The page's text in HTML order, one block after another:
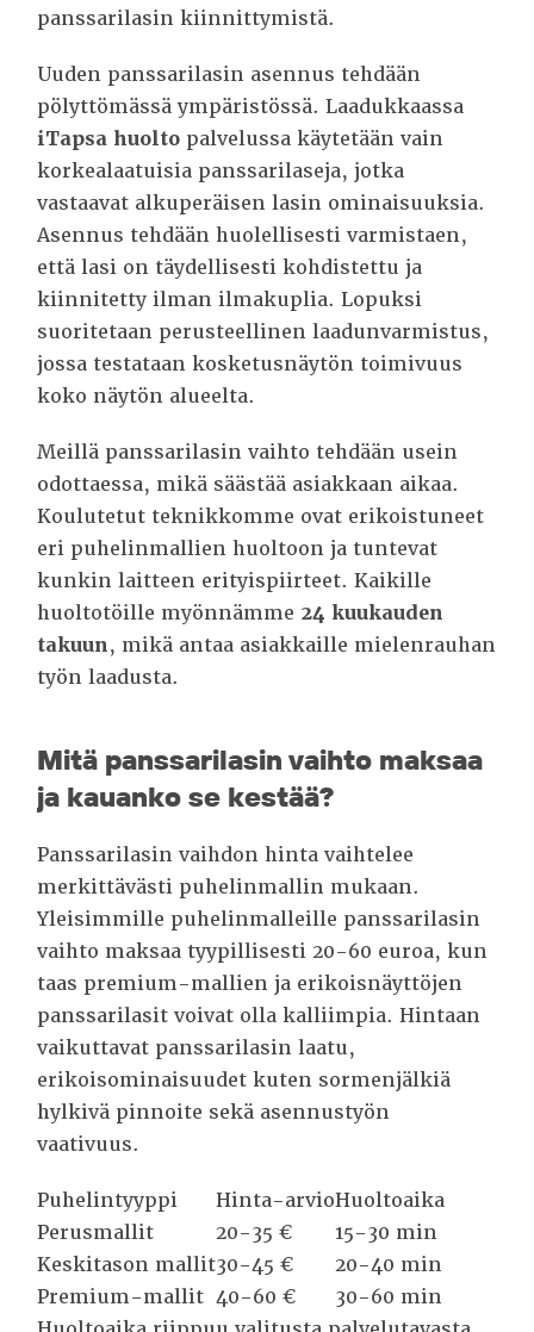
panssarilasin kiinnittymistä.
Uuden panssarilasin asennus tehdään
pölyttömässä ympäristössä. Laadukkaassa
iTapsa huolto palvelussa käytetään vain
korkealaatuisia panssarilaseja, jotka
vastaavat alkuperäisen lasin ominaisuuksia.
Asennus tehdään huolellisesti varmistaen,
että lasi on täydellisesti kohdistettu ja
kiinnitetty ilman ilmakuplia. Lopuksi
suoritetaan perusteellinen laadunvarmistus,
jossa testataan kosketusnäytön toimivuus
koko näytön alueelta.
Meillä panssarilasin vaihto tehdään usein
odottaessa, mikä säästää asiakkaan aikaa.
Koulutetut teknikkomme ovat erikoistuneet
eri puhelinmallien huoltoon ja tuntevat
kunkin laitteen erityispiirteet. Kaikille
huoltotöille myönnämme 24 kuukauden
takuun, mikä antaa asiakkaille mielenrauhan
työn laadusta.
Mitä panssarilasin vaihto maksaa
ja kauanko se kestää?
Panssarilasin vaihdon hinta vaihtelee
merkittävästi puhelinmallin mukaan.
Yleisimmille puhelinmalleille panssarilasin
vaihto maksaa tyypillisesti 20-60 euroa, kun
taas premium-mallien ja erikoisnäyttöjen
panssarilasit voivat olla kalliimpia. Hintaan
vaikuttavat panssarilasin laatu,
erikoisominaisuudet kuten sormenjälkiä
hylkivä pinnoite sekä asennustyön
vaativuus.
Puhelintyyppi Hinta-arvioHuoltoaika
Perusmallit
20-35 €
15-30 min
Keskitason mallit30-45 €
20-40 min
Premium-mallit 40-60 €
30-60 min